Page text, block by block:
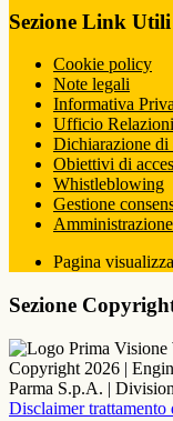
Sezione Link Utili
Cookie policy
Note legali
Informativa
Ufficio
Dichiarazione di
Obiettivi di
Whistleblowing
Gestione
Pagina
Sezione
Copyright 2026 |
Parma S.p.A. |
Disclaimer trattamento